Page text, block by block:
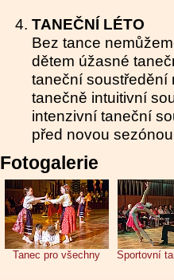
TANEČNÍ LÉTO
Bez tance
dětem úžasné
taneční
tanečně intuitivní
intenzivní taneční
před novou
Fotogalerie
Tanec pro všechny Sportovní